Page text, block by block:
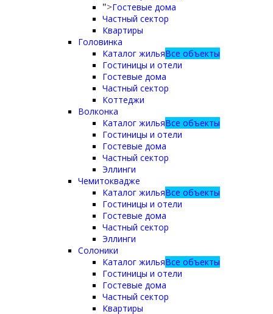
">Гостевые дома
Частный сектор
Квартиры
Головинка
Каталог жильяВсе объекты
Гостиницы и отели
Гостевые дома
Частный сектор
Коттеджи
Волконка
Каталог жильяВсе объекты
Гостиницы и отели
Гостевые дома
Частный сектор
Эллинги
Чемитоквадже
Каталог жильяВсе объекты
Гостиницы и отели
Гостевые дома
Частный сектор
Эллинги
Солоники
Каталог жильяВсе объекты
Гостиницы и отели
Гостевые дома
Частный сектор
Квартиры